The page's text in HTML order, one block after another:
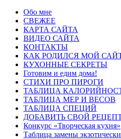
Обо мне
СВЕЖЕЕ
КАРТА САЙТА
ВИДЕО САЙТА
КОНТАКТЫ
КАК РОДИЛСЯ МОЙ
КУХОННЫЕ СЕКРЕТЫ
Готовим и едим дома!
СТИХИ ПРО ПИРОГИ
ТАБЛИЦА
ТАБЛИЦА МЕР И ВЕСОВ
ТАБЛИЦА СПЕЦИЙ
ДОБАВИТЬ СВОЙ
Конкурс «Творческая кухня»
Таблица замены